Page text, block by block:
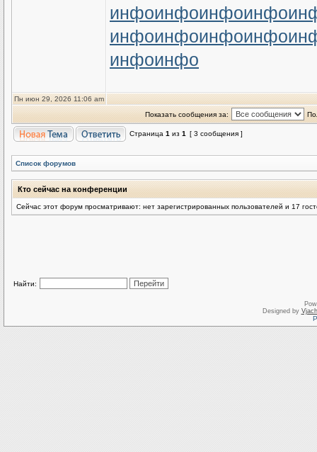
инфоинфоинфоинфо
инфоинфоинфоинфо
инфоинфо
Пн июн 29, 2026 11:06 am
Показать сообщения за:
Страница 1 из 1 [ 3 сообщения ]
Список форумов
Кто сейчас на конференции
Сейчас этот форум просматривают: нет зарегистрированных пользователей и 17
Найти:
Designed by